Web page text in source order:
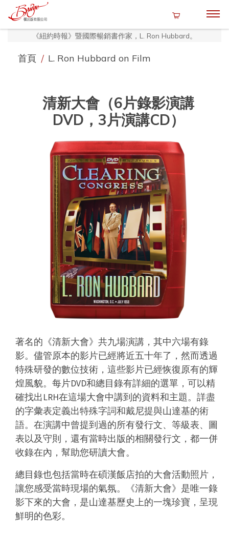
《紐約時報》暨國際暢銷書作家，L. Ron Hubbard。
首頁 / L. Ron Hubbard on Film
清新大會（6片錄影演講
DVD，3片演講CD）
著名的《清新大會》共九場演講，其中六場有錄
影。儘管原本的影片已經將近五十年了，然而透過
特殊研發的數位技術，這些影片已經恢復原有的輝
煌風貌。每片DVD和總目錄有詳細的選單，可以精
確找出LRH在這場大會中講到的資料和主題。詳盡
的字彙表定義出特殊字詞和戴尼提與山達基的術
語。在演講中曾提到過的所有發行文、等級表、圖
表以及守則，還有當時出版的相關發行文，都一併
收錄在內，幫助您研讀大會。
總目錄也包括當時在碩漢飯店拍的大會活動照片，
讓您感受當時現場的氣氛。《清新大會》是唯一錄
影下來的大會，是山達基歷史上的一塊珍寶，呈現
鮮明的色彩。